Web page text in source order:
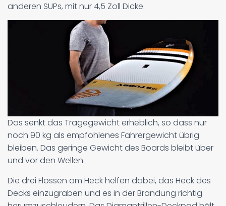
anderen SUPs, mit nur 4,5 Zoll Dicke.
Das senkt das Tragegewicht erheblich, so dass nur
noch 90 kg als empfohlenes Fahrergewicht übrig
bleiben. Das geringe Gewicht des Boards bleibt über
und vor den Wellen.
Die drei Flossen am Heck helfen dabei, das Heck des
Decks einzugraben und es in der Brandung richtig